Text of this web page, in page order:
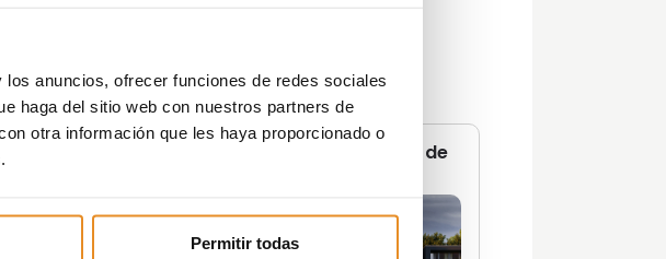
anuncios, ofrecer funciones de redes sociales
haga del sitio web con nuestros partners de
otra información que les haya proporcionado o
Permitir todas
importante que sea
puedes tapizar
que las formas
tamaños para
para abrigar el
la humedad del
un tacto muy
Tendencias
Zonas Comunes
No te pierdas ninguna de